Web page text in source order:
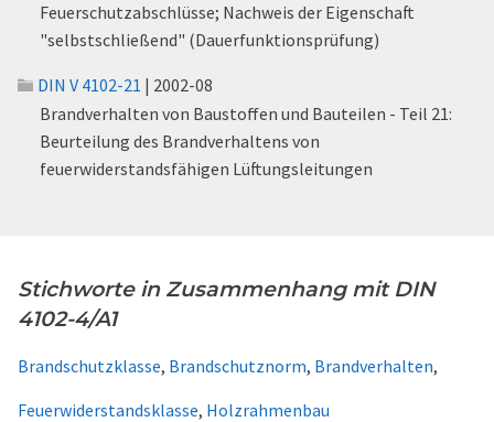
Feuerschutzabschlüsse; Nachweis der Eigenschaft
"selbstschließend" (Dauerfunktionsprüfung)
DIN V 4102-21 | 2002-08
Brandverhalten von Baustoffen und Bauteilen - Teil 21:
Beurteilung des Brandverhaltens von
feuerwiderstandsfähigen Lüftungsleitungen
Stichworte in Zusammenhang mit DIN
4102-4/A1
Brandschutzklasse, Brandschutznorm, Brandverhalten,
Feuerwiderstandsklasse, Holzrahmenbau